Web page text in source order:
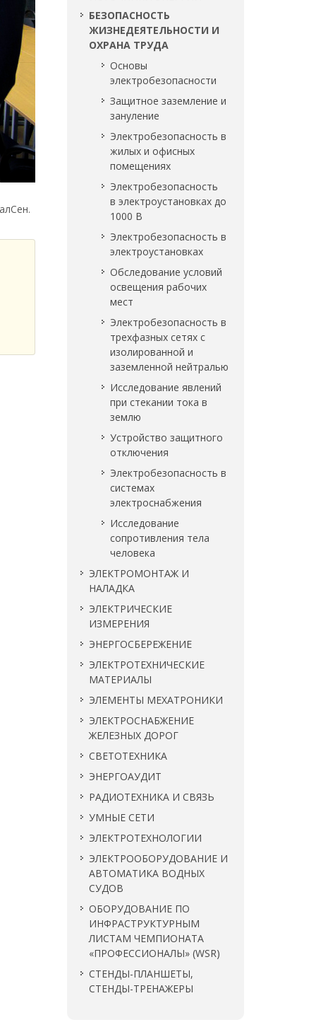
БЕЗОПАСНОСТЬ
ЖИЗНЕДЕЯТЕЛЬНОСТИ И
ОХРАНА ТРУДА
Основы
электробезопасности
Защитное заземление и
зануление
Электробезопасность в
жилых и офисных
помещениях
Электробезопасность
в электроустановках до
1000 В
Электробезопасность в
электроустановках
Обследование условий
освещения рабочих
мест
Электробезопасность в
трехфазных сетях с
изолированной и
заземленной нейтралью
Исследование явлений
при стекании тока в
землю
Устройство защитного
отключения
Электробезопасность в
системах
электроснабжения
Исследование
сопротивления тела
человека
ЭЛЕКТРОМОНТАЖ И
НАЛАДКА
ЭЛЕКТРИЧЕСКИЕ
ИЗМЕРЕНИЯ
ЭНЕРГОСБЕРЕЖЕНИЕ
ЭЛЕКТРОТЕХНИЧЕСКИЕ
МАТЕРИАЛЫ
ЭЛЕМЕНТЫ МЕХАТРОНИКИ
ЭЛЕКТРОСНАБЖЕНИЕ
ЖЕЛЕЗНЫХ ДОРОГ
СВЕТОТЕХНИКА
ЭНЕРГОАУДИТ
РАДИОТЕХНИКА И СВЯЗЬ
УМНЫЕ СЕТИ
ЭЛЕКТРОТЕХНОЛОГИИ
ЭЛЕКТРООБОРУДОВАНИЕ И
АВТОМАТИКА ВОДНЫХ
СУДОВ
ОБОРУДОВАНИЕ ПО
ИНФРАСТРУКТУРНЫМ
ЛИСТАМ ЧЕМПИОНАТА
«ПРОФЕССИОНАЛЫ» (WSR)
СТЕНДЫ-ПЛАНШЕТЫ,
СТЕНДЫ-ТРЕНАЖЕРЫ